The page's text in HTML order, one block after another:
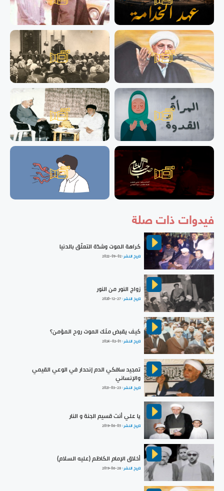
فيدوات ذات صلة
كراهة الموت وشدّة التعلّق بالدنيا
تاريخ النشر :2022-09-02
زواج النور من النور
تاريخ النشر :2020-12-27
كيف يقبض ملَك الموت روح المؤمن؟
تاريخ النشر :2024-02-01
تمجيد سافكي الدم إنحدار في الوعي القيمي
والإنساني
تاريخ النشر :2021-03-23
يا علي أنت قسيم الجنة و النار
تاريخ النشر :2019-06-05
أخلاق الإمام الكاظم (عليه السلام)
تاريخ النشر :2019-06-28